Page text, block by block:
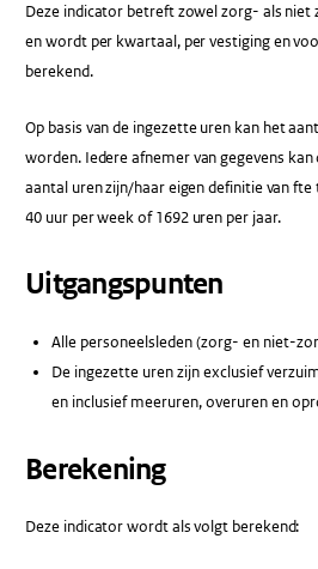
Deze indicator betreft zowel zorg- als
en wordt per kwartaal, per vestiging en
berekend.
Op basis van de ingezette uren kan het
worden. Iedere afnemer van gegevens
aantal uren zijn/haar eigen definitie van fte
40 uur per week of 1692 uren per jaar.
Uitgangspunten
Alle personeelsleden (zorg- en niet-
De ingezette uren zijn exclusief
en inclusief meeruren, overuren en
Berekening
Deze indicator wordt als volgt berekend: